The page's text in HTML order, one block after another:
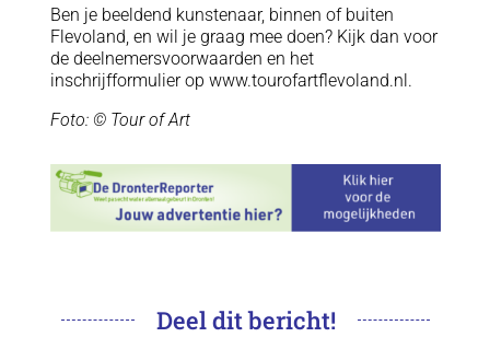
Ben je beeldend kunstenaar, binnen of buiten
Flevoland, en wil je graag mee doen? Kijk dan voor
de deelnemersvoorwaarden en het
inschrijfformulier op www.tourofartflevoland.nl.
Foto: © Tour of Art
Deel dit bericht!